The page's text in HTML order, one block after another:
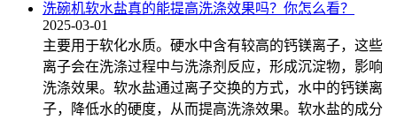
洗碗机软水盐真的能提高洗涤效果吗？你怎么看？
2025-03-01
主要用于软化水质。硬水中含有较高的钙镁离子，这些
离子会在洗涤过程中与洗涤剂反应，形成沉淀物，影响
洗涤效果。软水盐通过离子交换的方式，水中的钙镁离
子，降低水的硬度，从而提高洗涤效果。软水盐的成分